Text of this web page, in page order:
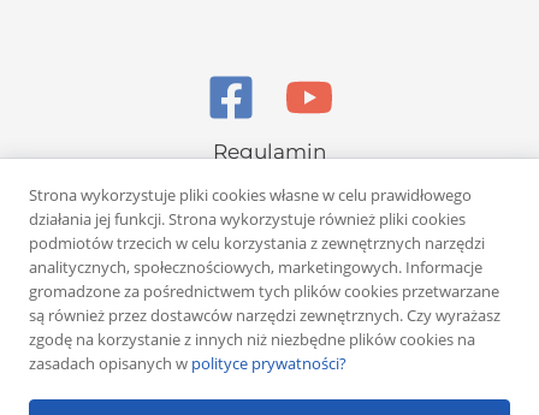
Regulamin
Polityka prywatności
Copyright © 2026 Rafał Żuber
Powered byKlub eMarketera
Strona wykorzystuje pliki cookies własne w celu prawidłowego
działania jej funkcji. Strona wykorzystuje również pliki cookies
podmiotów trzecich w celu korzystania z zewnętrznych narzędzi
analitycznych, społecznościowych, marketingowych. Informacje
gromadzone za pośrednictwem tych plików cookies przetwarzane
są również przez dostawców narzędzi zewnętrznych. Czy wyrażasz
zgodę na korzystanie z innych niż niezbędne plików cookies na
zasadach opisanych w polityce prywatności?